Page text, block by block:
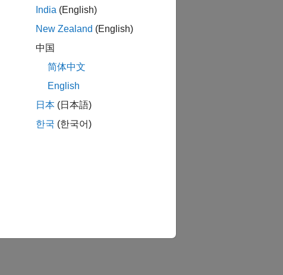
India (English)
New Zealand (English)
中国
简体中文
English
日本 (日本語)
한국 (한국어)